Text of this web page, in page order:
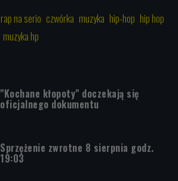
rap na serio czwórka muzyka hip-hop hip hop
muzyka hp
"Kochane kłopoty" doczekają się
oficjalnego dokumentu
Sprzężenie zwrotne 8 sierpnia godz.
19:03